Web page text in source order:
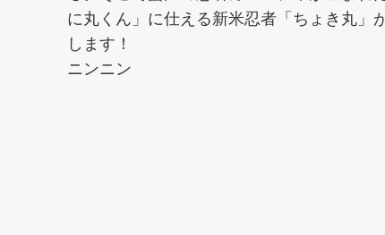
に丸くん」に仕える新米忍者「ちょき丸」
します！
ニンニン